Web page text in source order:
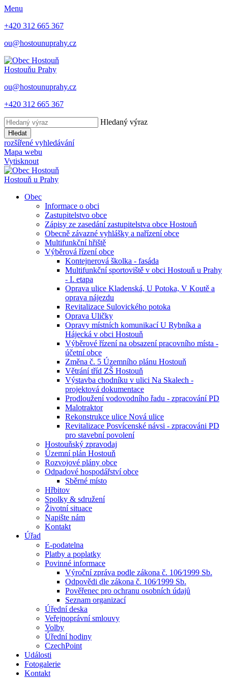
Menu
+420 312 665 367
ou@hostounuprahy.cz
Hostouňu Prahy
ou@hostounuprahy.cz
+420 312 665 367
Hledaný výraz
Hledat
rozšířené vyhledávání
Mapa webu
Vytisknout
Hostouň u Prahy
Obec
Informace o obci
Zastupitelstvo obce
Zápisy ze zasedání zastupitelstva obce Hostouň
Obecně závazné vyhlášky a nařízení obce
Multifunkční hřiště
Výběrová řízení obce
Kontejnerová školka - fasáda
Multifunkční sportoviště v obci Hostouň u Prahy
- I. etapa
Oprava ulice Kladenská, U Potoka, V Koutě a
oprava nájezdu
Revitalizace Sulovického potoka
Oprava Uličky
Opravy místních komunikací U Rybníka a
Hájecká v obci Hostouň
Výběrové řízení na obsazení pracovního místa -
účetní obce
Změna č. 5 Územního plánu Hostouň
Větrání tříd ZŠ Hostouň
Výstavba chodníku v ulici Na Skalech -
projektová dokumentace
Prodloužení vodovodního řadu - zpracování PD
Malotraktor
Rekonstrukce ulice Nová ulice
Revitalizace Posvícenské návsi - zpracováni PD
pro stavební povolení
Hostouňský zpravodaj
Územní plán Hostouň
Rozvojové plány obce
Odpadové hospodářství obce
Sběrné místo
Hřbitov
Spolky & sdružení
Životní situace
Napište nám
Kontakt
Úřad
E-podatelna
Platby a poplatky
Povinné informace
Výroční zpráva podle zákona č. 106⁄1999 Sb.
Odpovědi dle zákona č. 106⁄1999 Sb.
Pověřenec pro ochranu osobních údajů
Seznam organizací
Úřední deska
Veřejnoprávní smlouvy
Volby
Úřední hodiny
CzechPoint
Události
Fotogalerie
Kontakt